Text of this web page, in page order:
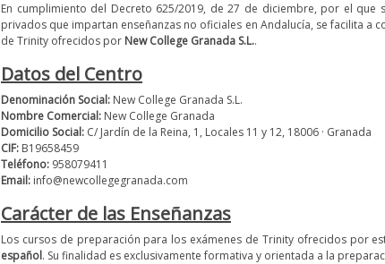
En cumplimiento del Decreto 625/2019, de 27 de diciembre, por el
privados que impartan enseñanzas no oficiales en Andalucía, se facilita
de Trinity ofrecidos por New College Granada S.L..
Datos del Centro
Denominación Social: New College Granada S.L.
Nombre Comercial: New College Granada
Domicilio Social: C/ Jardín de la Reina, 1, Locales 11 y 12, 18006 · Granada
CIF: B19658459
Teléfono: 958079411
Email: info@newcollegegranada.com
Carácter de las Enseñanzas
Los cursos de preparación para los exámenes de Trinity ofrecidos por
español. Su finalidad es exclusivamente formativa y orientada a la